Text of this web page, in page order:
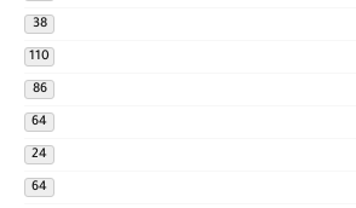
38
110
86
64
24
64